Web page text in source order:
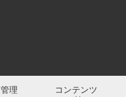
理 コンテンツ